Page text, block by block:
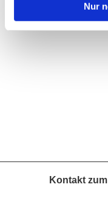
Nur
Pfarrerin Dr. Anke
Kontakt